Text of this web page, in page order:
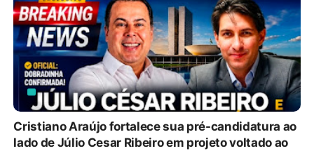
Cristiano Araújo fortalece sua pré-candidatura ao
lado de Júlio Cesar Ribeiro em projeto voltado ao